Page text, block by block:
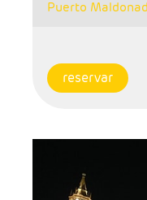
Puerto
reservar
- Ruta: 2 noches
noche Colca, 2